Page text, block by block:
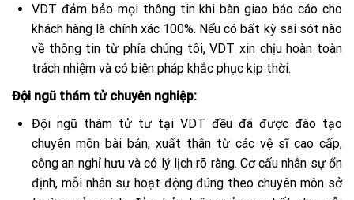
VDT đảm bảo mọi thông tin khi bàn giao báo cáo cho
khách hàng là chính xác 100%. Nếu có bất kỳ sai sót nào
về thông tin từ phía chúng tôi, VDT xin chịu hoàn toàn
trách nhiệm và có biện pháp khắc phục kịp thời.
Đội ngũ thám tử chuyên nghiệp:
Đội ngũ thám tử tư tại VDT đều đã được đào tạo
chuyên môn bài bản, xuất thân từ các vệ sĩ cao cấp,
công an nghỉ hưu và có lý lịch rõ ràng. Cơ cấu nhân sự ổn
định, mỗi nhân sự hoạt động đúng theo chuyên môn sở